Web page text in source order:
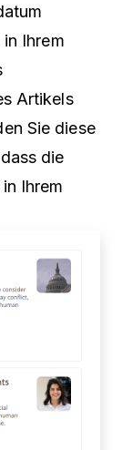
Ihrem
Artikels
Sie diese
die
Ihrem